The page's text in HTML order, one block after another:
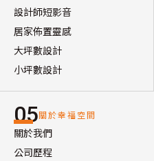
設計師短影音
居家佈置靈感
大坪數設計
小坪數設計
05關於幸福空間
關於我們
公司歷程